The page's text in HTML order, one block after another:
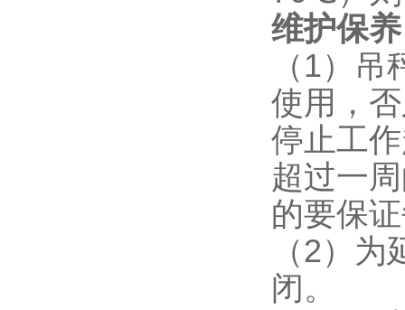
维护保养
（1）
使用，
停止工
超过一
的要保
（2）
闭。